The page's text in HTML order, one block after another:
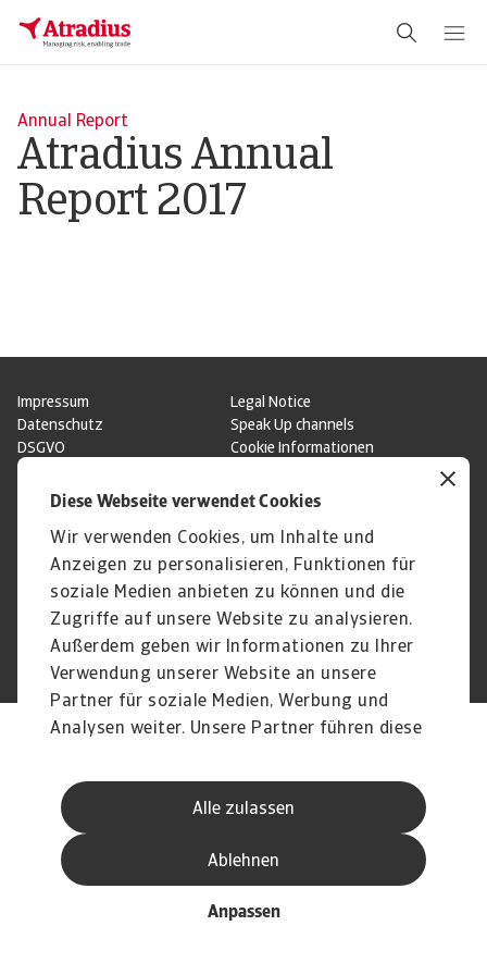
Diese Webseite verwendet Cookies
Wir verwenden Cookies, um Inhalte und
Anzeigen zu personalisieren, Funktionen für
soziale Medien anbieten zu können und die
Zugriffe auf unsere Website zu analysieren.
Außerdem geben wir Informationen zu Ihrer
Verwendung unserer Website an unsere
Partner für soziale Medien, Werbung und
Analysen weiter. Unsere Partner führen diese
Daten zusammen, die Sie ihnen bereitgestellt
haben oder die sie im Rahmen Ihrer Nutzung
der Dienste gesammelt haben.
Alle zulassen
Anpassen
Ablehnen
Annual Report
Atradius Annual
Report 2017
Impressum
Legal Notice
Datenschutz
Speak Up channels
DSGVO
Cookie Informationen
Sitemap
FAQ
Karriere
Disclaimer
Login
© Atradius N.V. 2004 - 2026